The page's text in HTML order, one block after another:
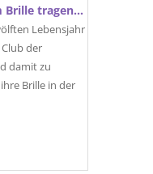
Brille tragen…
Lebensjahr
der
damit zu
Brille in der